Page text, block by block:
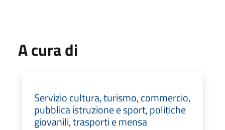
A cura di
Servizio cultura, turismo, commercio,
pubblica istruzione e sport, politiche
giovanili, trasporti e mensa